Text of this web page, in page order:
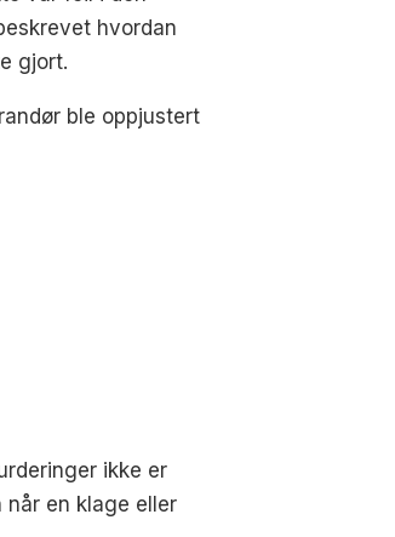
hvordan
gjort.
ble oppjustert
ikke er
en klage eller